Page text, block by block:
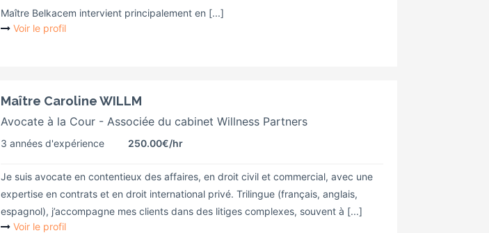
Maître Belkacem intervient principalement en [...]
Voir le profil
Maître Caroline WILLM
Avocate à la Cour - Associée du cabinet Willness Partners
3 années d'expérience 250.00€/hr
Je suis avocate en contentieux des affaires, en droit civil et commercial, avec une
expertise en contrats et en droit international privé. Trilingue (français, anglais,
espagnol), j’accompagne mes clients dans des litiges complexes, souvent à [...]
Voir le profil